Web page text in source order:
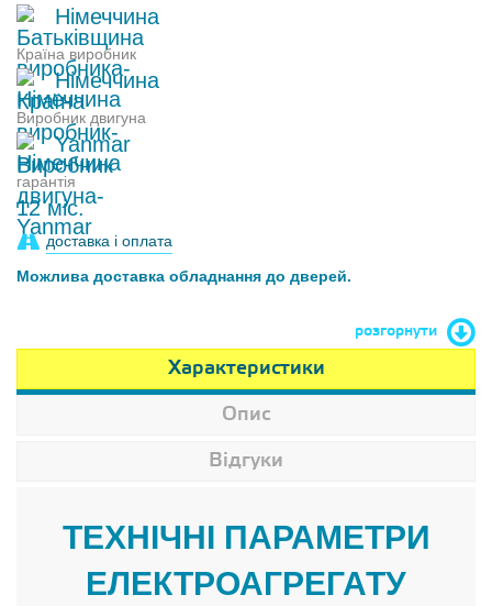
Німеччина
Країна виробник
Німеччина
Виробник двигуна
Yanmar
гарантія
12 міс.
доставка і оплата
Можлива доставка обладнання до дверей.
розгорнути
Характеристики
Опис
Відгуки
ТЕХНІЧНІ ПАРАМЕТРИ
ЕЛЕКТРОАГРЕГАТУ